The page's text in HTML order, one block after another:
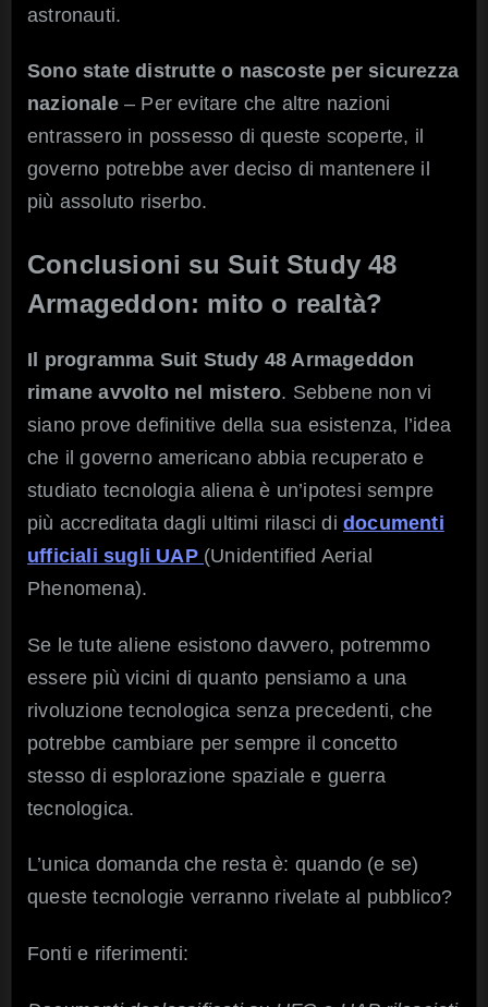
astronauti.
Sono state distrutte o nascoste per sicurezza
nazionale– Per evitare che altre nazioni
entrassero in possesso di queste scoperte, il
governo potrebbe aver deciso di mantenere il
più assoluto riserbo.
Conclusioni su Suit Study 48
Armageddon: mito o realtà?
Il programma Suit Study 48 Armageddon
rimane avvolto nel mistero. Sebbene non vi
siano prove definitive della sua esistenza, l’idea
che il governo americano abbia recuperato e
studiato tecnologia aliena è un’ipotesi sempre
più accreditata dagli ultimi rilasci di documenti
ufficiali sugli UAP (Unidentified Aerial
Phenomena).
Se le tute aliene esistono davvero, potremmo
essere più vicini di quanto pensiamo a una
rivoluzione tecnologica senza precedenti, che
potrebbe cambiare per sempre il concetto
stesso di esplorazione spaziale e guerra
tecnologica.
L’unica domanda che resta è: quando (e se)
queste tecnologie verranno rivelate al pubblico?
Fonti e riferimenti: